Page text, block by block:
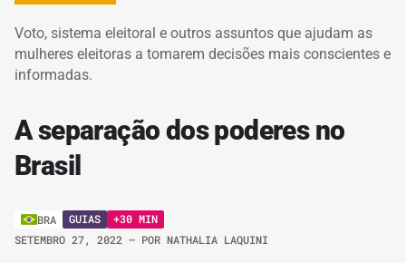
Voto, sistema eleitoral e outros assuntos que ajudam as
mulheres eleitoras a tomarem decisões mais conscientes e
informadas.
A separação dos poderes no
Brasil
BRA GUIAS
+30 MIN
SETEMBRO 27, 2022 – POR NATHALIA LAQUINI